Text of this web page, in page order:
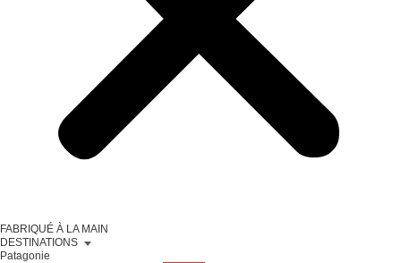
FABRIQUÉ À LA MAIN
DESTINATIONS
Patagonie